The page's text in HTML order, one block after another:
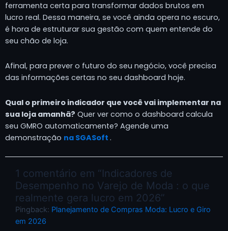
ferramenta certa para transformar dados brutos em
lucro real. Dessa maneira, se você ainda opera no escuro,
é hora de estruturar sua gestão com quem entende do
seu chão de loja.
Afinal, para prever o futuro do seu negócio, você precisa
das informações certas no seu dashboard hoje.
Qual o primeiro indicador que você vai implementar na
sua loja amanhã? Quer ver como o dashboard calcula
seu GMRO automaticamente? Agende uma
demonstração na SGASoft .
1 comentário em “Indicadores de
Desempenho no Varejo de Moda : o que
realmente gera lucro em 2026”
Pingback: Planejamento de Compras Moda: Lucro e Giro
em 2026